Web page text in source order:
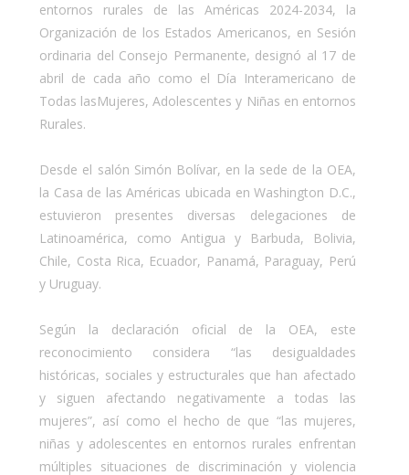
entornos rurales de las Américas 2024-2034, la
Organización de los Estados Americanos, en Sesión
ordinaria del Consejo Permanente, designó al 17 de
abril de cada año como el Día Interamericano de
Todas lasMujeres, Adolescentes y Niñas en entornos
Rurales.
Desde el salón Simón Bolívar, en la sede de la OEA,
la Casa de las Américas ubicada en Washington D.C.,
estuvieron presentes diversas delegaciones de
Latinoamérica, como Antigua y Barbuda, Bolivia,
Chile, Costa Rica, Ecuador, Panamá, Paraguay, Perú
y Uruguay.
Según la declaración oficial de la OEA, este
reconocimiento considera “las desigualdades
históricas, sociales y estructurales que han afectado
y siguen afectando negativamente a todas las
mujeres”, así como el hecho de que “las mujeres,
niñas y adolescentes en entornos rurales enfrentan
múltiples situaciones de discriminación y violencia